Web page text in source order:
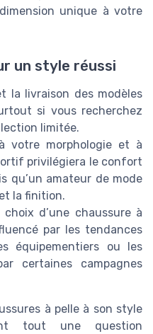
unique à votre
un style réussi
la livraison des modèles
si vous recherchez
limitée.
votre morphologie et à
privilégiera le confort
qu’un amateur de mode
la finition.
d’une chaussure à
par les tendances
équipementiers ou les
certaines campagnes
à pelle à son style
tout une question